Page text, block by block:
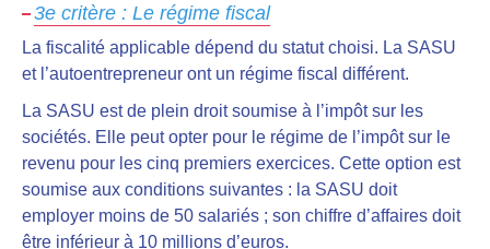
3e critère : Le régime fiscal
La fiscalité applicable dépend du statut choisi. La SASU
et l’autoentrepreneur ont un régime fiscal différent.
La SASU est de plein droit soumise à l’impôt sur les
sociétés. Elle peut opter pour le régime de l’impôt sur le
revenu pour les cinq premiers exercices. Cette option est
soumise aux conditions suivantes : la SASU doit
employer moins de 50 salariés ; son chiffre d’affaires doit
être inférieur à 10 millions d’euros.